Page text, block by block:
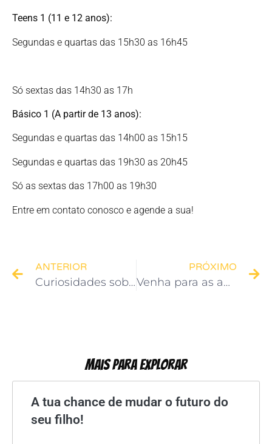
Teens 1 (11 e 12 anos):
Segundas e quartas das 15h30 as 16h45
Só sextas das 14h30 as 17h
Básico 1 (A partir de 13 anos):
Segundas e quartas das 14h00 as 15h15
Segundas e quartas das 19h30 as 20h45
Só as sextas das 17h00 as 19h30
Entre em contato conosco e agende a sua!
ANTERIOR
Curiosidades sobre a língua francesa
PRÓXIMO
Venha para as aulas de robótica!
Mais Para Explorar
A tua chance de mudar o futuro do
seu filho!